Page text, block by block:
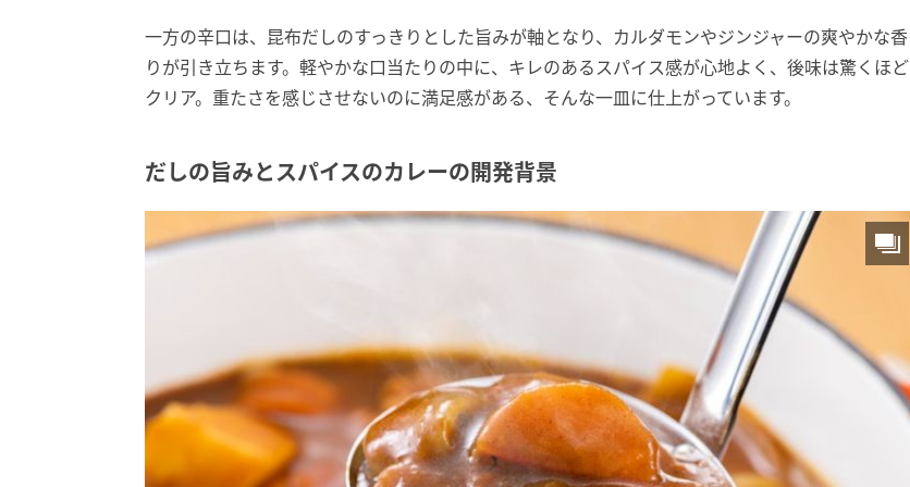
一方の辛口は、昆布だしのすっきりとした旨みが軸となり、カルダモンやジンジャーの爽やかな香
りが引き立ちます。軽やかな口当たりの中に、キレのあるスパイス感が心地よく、後味は驚くほど
クリア。重たさを感じさせないのに満足感がある、そんな一皿に仕上がっています。
だしの旨みとスパイスのカレーの開発背景